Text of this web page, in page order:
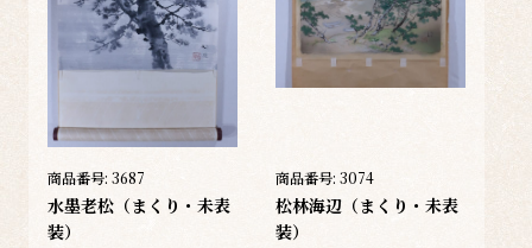
商品番号: 3687
水墨老松（まくり・未表
装）
商品番号: 3074
松林海辺（まくり・未表
装）